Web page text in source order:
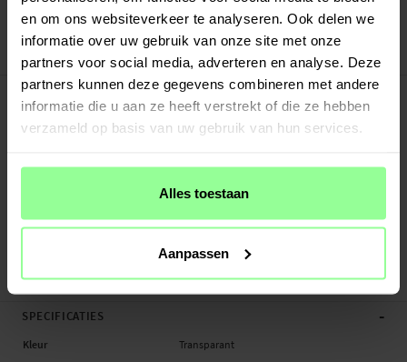
en om ons websiteverkeer te analyseren. Ook delen we
informatie over uw gebruik van onze site met onze
partners voor social media, adverteren en analyse. Deze
partners kunnen deze gegevens combineren met andere
informatie die u aan ze heeft verstrekt of die ze hebben
verzameld op basis van uw gebruik van hun services.
Alles toestaan
Aanpassen
30 dagen retourrecht
PRODUCTBESCHRIJVING
Hoesje voor Garmin Fenix 6.
- Garmin Fenix 6
Materiaal: Siliconen/TPU
Hoesje, Smartwatch
SPECIFICATIES -
Kleur Transparant